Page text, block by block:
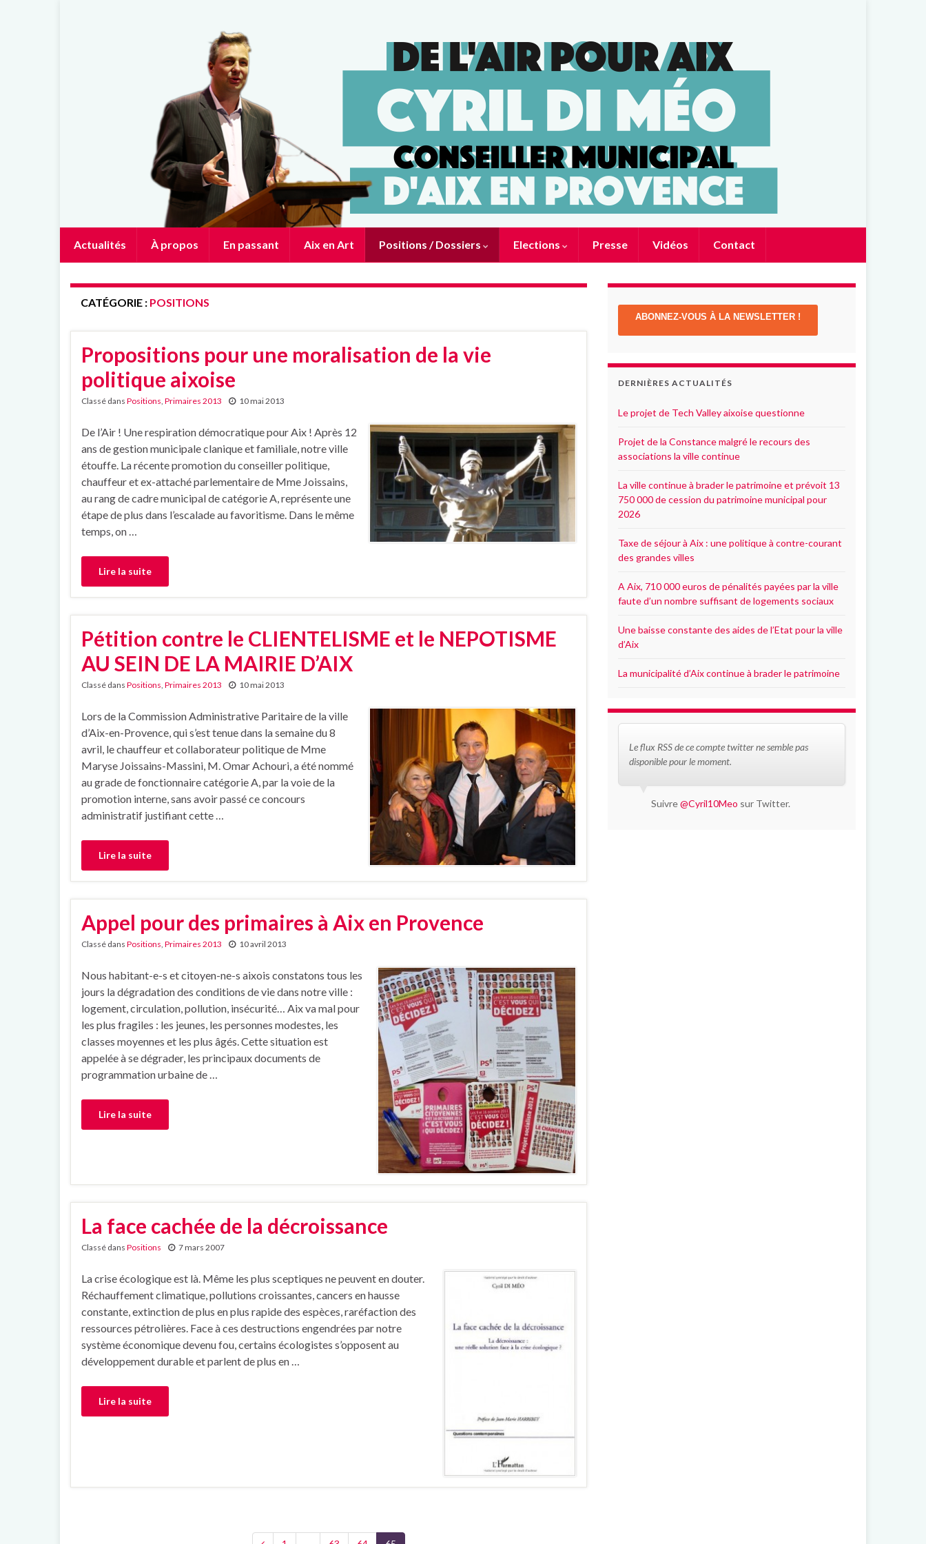
Actualités À propos En passant Aix en Art Positions / Dossiers Elections Presse Vidéos Contact
CATÉGORIE : POSITIONS
Propositions pour une moralisation de la vie
politique aixoise
Classé dans Positions, Primaires 2013 10 mai 2013
De l’Air ! Une respiration démocratique pour Aix ! Après 12
ans de gestion municipale clanique et familiale, notre ville
étouffe. La récente promotion du conseiller politique,
chauffeur et ex-attaché parlementaire de Mme Joissains,
au rang de cadre municipal de catégorie A, représente une
étape de plus dans l’escalade au favoritisme. Dans le même
temps, on …
Lire la suite
Pétition contre le CLIENTELISME et le NEPOTISME
AU SEIN DE LA MAIRIE D’AIX
Classé dans Positions, Primaires 2013 10 mai 2013
Lors de la Commission Administrative Paritaire de la ville
d’Aix-en-Provence, qui s’est tenue dans la semaine du 8
avril, le chauffeur et collaborateur politique de Mme
Maryse Joissains-Massini, M. Omar Achouri, a été nommé
au grade de fonctionnaire catégorie A, par la voie de la
promotion interne, sans avoir passé ce concours
administratif justifiant cette …
Lire la suite
Appel pour des primaires à Aix en Provence
Classé dans Positions, Primaires 2013 10 avril 2013
Nous habitant-e-s et citoyen-ne-s aixois constatons tous les
jours la dégradation des conditions de vie dans notre ville :
logement, circulation, pollution, insécurité… Aix va mal pour
les plus fragiles : les jeunes, les personnes modestes, les
classes moyennes et les plus âgés. Cette situation est
appelée à se dégrader, les principaux documents de
programmation urbaine de …
Lire la suite
La face cachée de la décroissance
Classé dans Positions 7 mars 2007
La crise écologique est là. Même les plus sceptiques ne peuvent en douter.
Réchauffement climatique, pollutions croissantes, cancers en hausse
constante, extinction de plus en plus rapide des espèces, raréfaction des
ressources pétrolières. Face à ces destructions engendrées par notre
système économique devenu fou, certains écologistes s’opposent au
développement durable et parlent de plus en …
Lire la suite
ABONNEZ-VOUS À LA NEWSLETTER !
DERNIÈRES ACTUALITÉS
Le projet de Tech Valley aixoise questionne
Projet de la Constance malgré le recours des
associations la ville continue
La ville continue à brader le patrimoine et prévoit 13
750 000 de cession du patrimoine municipal pour
2026
Taxe de séjour à Aix : une politique à contre-courant
des grandes villes
A Aix, 710 000 euros de pénalités payées par la ville
faute d’un nombre suffisant de logements sociaux
Une baisse constante des aides de l’Etat pour la ville
d’Aix
La municipalité d’Aix continue à brader le patrimoine
Le flux RSS de ce compte twitter ne semble pas
disponible pour le moment.
Suivre@Cyril10Meo sur Twitter.